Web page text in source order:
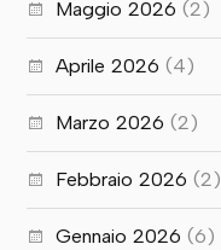
Maggio 2026 (2)
Aprile 2026 (4)
Marzo 2026 (2)
Febbraio 2026 (2)
Gennaio 2026 (6)